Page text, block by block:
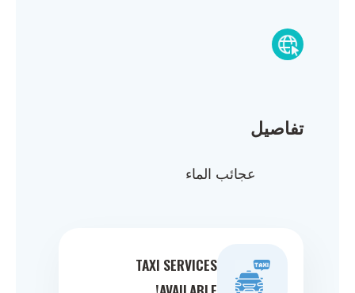
تفاصيل
عجائب الماء
TAXI SERVICES